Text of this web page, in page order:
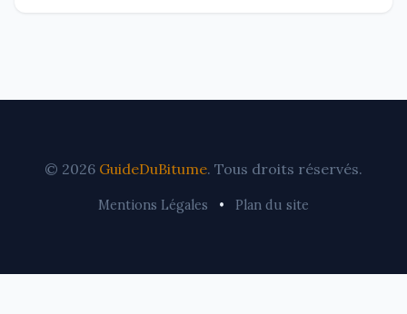
© 2026 GuideDuBitume. Tous droits réservés.
Mentions Légales • Plan du site